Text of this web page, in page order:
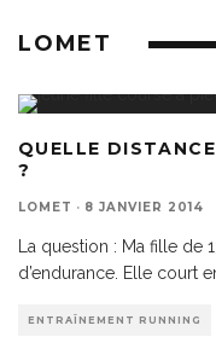
LOMET
QUELLE
?
LOMET · 8 JANVIER 2014
La question : Ma fille de
d’endurance. Elle court
ENTRAÎNEMENT RUNNING